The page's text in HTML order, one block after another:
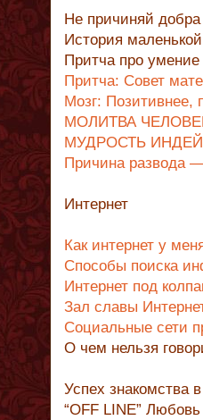
Не причиняй
История
Притча про умение
Притча: Совет
Мозг: Позитивнее,
МОЛИТВА
МУДРОСТЬ
Причина развода
Интернет
Как интернет у
Способы поиска
Интернет под
Зал славы
Социальные сети
О чем нельзя
Успех знакомства
“OFF LINE” Любовь